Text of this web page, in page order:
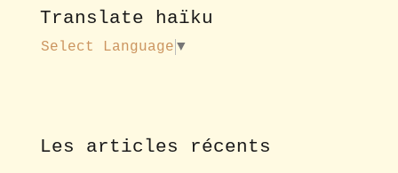
o
u
s
e
Translate haïku
Select Language ▼
Les articles récents